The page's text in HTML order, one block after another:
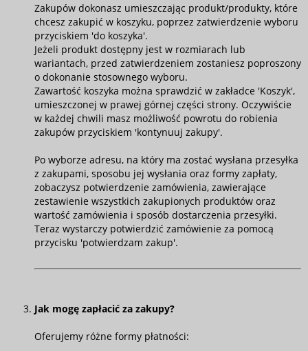
Zakupów dokonasz umieszczając produkt/produkty, które
chcesz zakupić w koszyku, poprzez zatwierdzenie wyboru
przyciskiem 'do koszyka'.
Jeżeli produkt dostępny jest w rozmiarach lub
wariantach, przed zatwierdzeniem zostaniesz poproszony
o dokonanie stosownego wyboru.
Zawartość koszyka można sprawdzić w zakładce 'Koszyk',
umieszczonej w prawej górnej części strony. Oczywiście
w każdej chwili masz możliwość powrotu do robienia
zakupów przyciskiem 'kontynuuj zakupy'.
Po wyborze adresu, na który ma zostać wysłana przesyłka
z zakupami, sposobu jej wysłania oraz formy zapłaty,
zobaczysz potwierdzenie zamówienia, zawierające
zestawienie wszystkich zakupionych produktów oraz
wartość zamówienia i sposób dostarczenia przesyłki.
Teraz wystarczy potwierdzić zamówienie za pomocą
przycisku 'potwierdzam zakup'.
Jak mogę zapłacić za zakupy?
Oferujemy różne formy płatności: